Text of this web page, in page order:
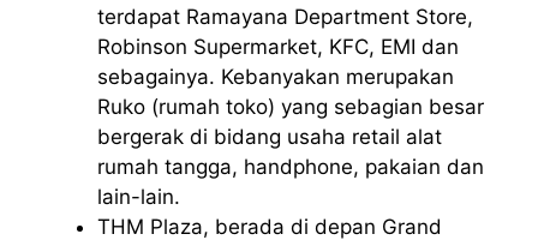
terdapat Ramayana Department Store,
Robinson Supermarket, KFC, EMI dan
sebagainya. Kebanyakan merupakan
Ruko (rumah toko) yang sebagian besar
bergerak di bidang usaha retail alat
rumah tangga, handphone, pakaian dan
lain-lain.
THM Plaza, berada di depan Grand